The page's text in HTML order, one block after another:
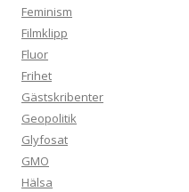
Feminism
Filmklipp
Fluor
Frihet
Gästskribenter
Geopolitik
Glyfosat
GMO
Hälsa